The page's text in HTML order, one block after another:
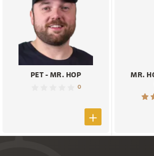
PET - MR. HOP
0
MR.